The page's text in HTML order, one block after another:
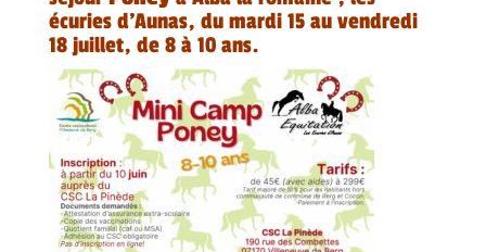
écuries d’Aunas, du mardi 15 au vendredi
18 juillet, de 8 à 10 ans.